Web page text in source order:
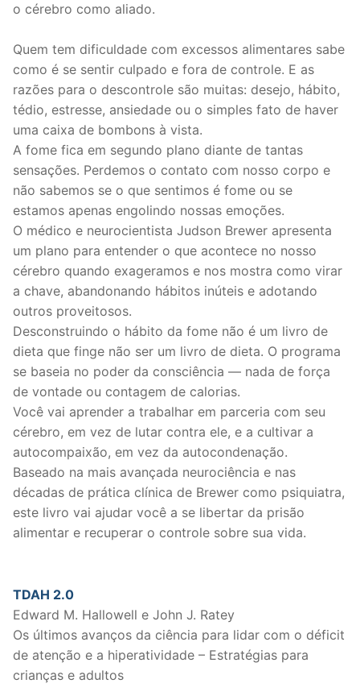
o cérebro como aliado.
Quem tem dificuldade com excessos alimentares sabe
como é se sentir culpado e fora de controle. E as
razões para o descontrole são muitas: desejo, hábito,
tédio, estresse, ansiedade ou o simples fato de haver
uma caixa de bombons à vista.
A fome fica em segundo plano diante de tantas
sensações. Perdemos o contato com nosso corpo e
não sabemos se o que sentimos é fome ou se
estamos apenas engolindo nossas emoções.
O médico e neurocientista Judson Brewer apresenta
um plano para entender o que acontece no nosso
cérebro quando exageramos e nos mostra como virar
a chave, abandonando hábitos inúteis e adotando
outros proveitosos.
Desconstruindo o hábito da fome não é um livro de
dieta que finge não ser um livro de dieta. O programa
se baseia no poder da consciência — nada de força
de vontade ou contagem de calorias.
Você vai aprender a trabalhar em parceria com seu
cérebro, em vez de lutar contra ele, e a cultivar a
autocompaixão, em vez da autocondenação.
Baseado na mais avançada neurociência e nas
décadas de prática clínica de Brewer como psiquiatra,
este livro vai ajudar você a se libertar da prisão
alimentar e recuperar o controle sobre sua vida.
TDAH 2.0
Edward M. Hallowell e John J. Ratey
Os últimos avanços da ciência para lidar com o déficit
de atenção e a hiperatividade – Estratégias para
crianças e adultos